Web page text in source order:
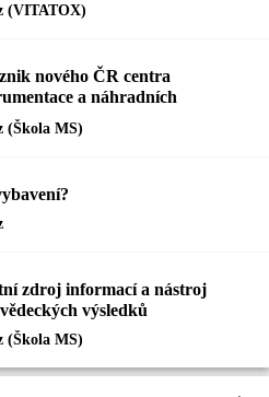
(VITATOX)
nového ČR centra
a náhradních
(Škola MS)
zdroj informací a nástroj
výsledků
(Škola MS)